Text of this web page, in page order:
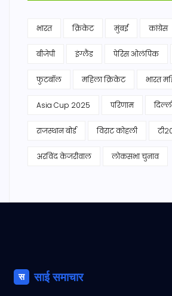
भारत क्रिकेट मुंबई कांग्रेस
बीजेपी इंग्लैंड पेरिस ओलंपिक
फुटबॉल महिला क्रिकेट भारत
Asia Cup 2025 परिणाम
राजस्थान बोर्ड विराट कोहली
अरविंद केजरीवाल लोकसभा चुनाव